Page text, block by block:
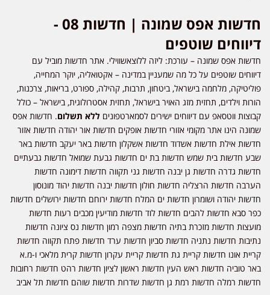
חדשות אפס שמונה | חדשות 08 -
דיווחים שוטפים
חדשות אפס שמונה – עורכת: ליזה ללוצאשווילי. אתר חדשות מוביל עם
דיווחים שוטפים על כל מה שמעניין במדינה – אקטואליה, יוקר המחייה,
פוליטיקה, מלחמה בישראל, ביטחון, תרבות, קהילה, ספורט, בריאות, צרכנות,
הורות וילדים, תחזית מזג האויר בישראל, תחזית אסטרולוגית, בישראל – כולל
קבוצות ווטסאפ עם דיווחים ישירים לסמארטפונים ללא תשלום. חדשות אפס
שמונה הינו אתר מקומי אזורי חדשות אופקים חדשות אור יהודה חדשות אזור
חדשות אילת חדשות אשדוד חדשות אשקלון חדשות באר יעקב חדשות באר
שבע חדשות בית שמש חדשות בת ים חדשות גבעת שמואל חדשות גבעתיים
חדשות גדרה חדשות גן יבנה חדשות גני תקווה חדשות דימונה חדשות
הערבה חדשות הרצליה חדשות חולון חדשות יבנה חדשות יהוד מונוסון
חדשות יהודה ושומרון חדשות ים המלח חדשות ירוחם חדשות ירושלים חדשות
כפר סבא חדשות להבים חדשות לוד חדשות מודיעין מכבים רעות חדשות
מועצות חדשות מזכרת בתיה חדשות מצפה רמון חדשות נס ציונה חדשות
נתיבות חדשות נתניה חדשות סביון חדשות ערד חדשות פתח תקווה חדשות
קריית אונו חדשות קריית גת חדשות קריית עקרון חדשות קרית מלאכי ו-מ.א
באר טוביה חדשות ראש העין חדשות ראשון לציון חדשות רהט חדשות רחובות
חדשות רמלה חדשות רמת גן חדשות שדרות חדשות שוהם חדשות תל אביב